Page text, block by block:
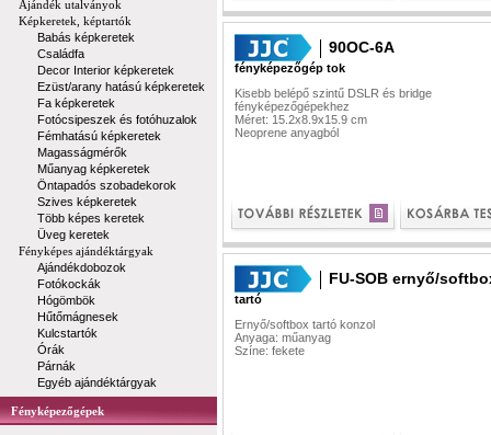
Ajándék utalványok
Képkeretek, képtartók
Babás képkeretek
Családfa
Decor Interior képkeretek
Ezüst/arany hatású képkeretek
Fa képkeretek
Fotócsipeszek és fotóhuzalok
Fémhatású képkeretek
Magasságmérők
Műanyag képkeretek
Öntapadós szobadekorok
Szives képkeretek
Több képes keretek
Üveg keretek
Fényképes ajándéktárgyak
Ajándékdobozok
Fotókockák
Hógömbök
Hűtőmágnesek
Kulcstartók
Órák
Párnák
Egyéb ajándéktárgyak
Fényképezőgépek
90OC-6A
fényképezőgép tok
Kisebb belépő szintű DSLR és bridge
fényképezőgépekhez
Méret: 15.2x8.9x15.9 cm
Neoprene anyagból
FU-SOB ernyő/
tartó
Ernyő/softbox tartó konzol
Anyaga: műanyag
Színe: fekete